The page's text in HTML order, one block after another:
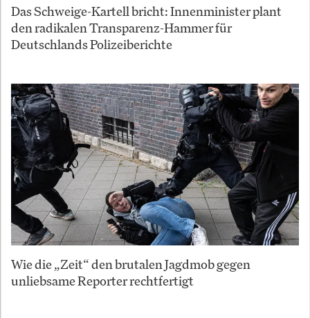
Das Schweige-Kartell bricht: Innenminister plant
den radikalen Transparenz-Hammer für
Deutschlands Polizeiberichte
Wie die „Zeit“ den brutalen Jagdmob gegen
unliebsame Reporter rechtfertigt